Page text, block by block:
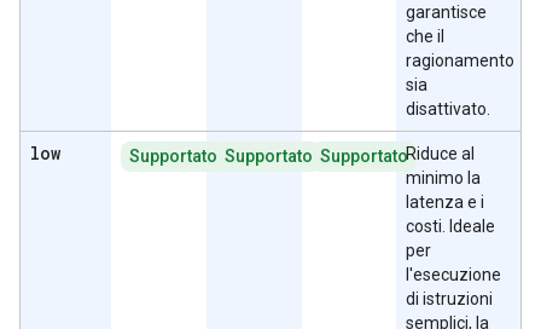
garantisce
che il
ragionamento
sia
disattivato.
low Supportato Supportato SupportatoRiduce al
minimo la
latenza e i
costi. Ideale
per
l'esecuzione
di istruzioni
semplici, la